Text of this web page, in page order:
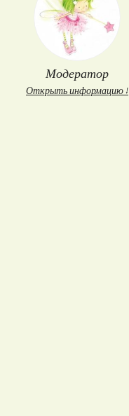
Модератор
Открыть информацию ↓